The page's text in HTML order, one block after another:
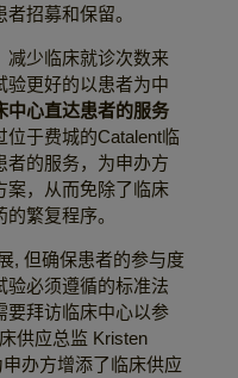
招募和保留。
减少临床就诊次数来
验更好的以患者为中
中心直达患者的服务
于费城的Catalent临
者的服务，为申办方
案，从而免除了临床
繁复程序。
, 但确保患者的参与度
验必须遵循的标准法
要拜访临床中心以参
供应总监 Kristen
办方增添了临床供应